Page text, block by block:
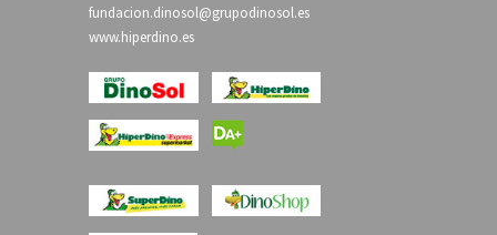
fundacion.dinosol@grupodinosol.es
www.hiperdino.es